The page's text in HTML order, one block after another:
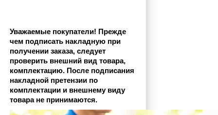
Уважаемые покупатели! Прежде
чем подписать накладную при
получении заказа, следует
проверить внешний вид товара,
комплектацию. После подписания
накладной претензии по
комплектации и внешнему виду
товара не принимаются.